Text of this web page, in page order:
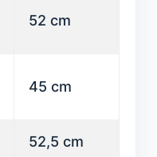
52 cm
45 cm
52,5 cm